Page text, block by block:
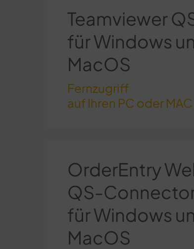
Teamviewer
für Windows
MacOS
Fernzugriff
auf Ihren PC oder MAC
OrderEntry
QS-
für Windows
MacOS